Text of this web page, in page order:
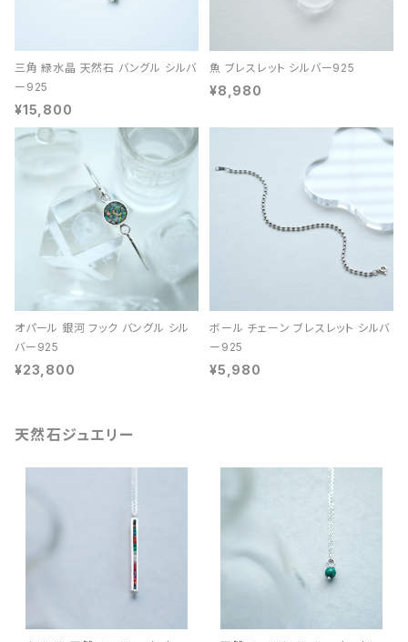
三角 緑水晶 天然石 バングル シルバ
ー925
¥15,800
魚 ブレスレット シルバー925
¥8,980
オパール 銀河 フック バングル シル
バー925
¥23,800
ボール チェーン ブレスレット シルバ
ー925
¥5,980
天然石ジュエリー